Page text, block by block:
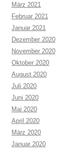
März 2021
Februar 2021
Januar 2021
Dezember 2020
November 2020
Oktober 2020
August 2020
Juli 2020
Juni 2020
Mai 2020
April 2020
März 2020
Januar 2020